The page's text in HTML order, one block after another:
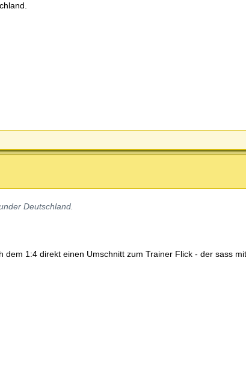
Deutschland.
1:4 direkt einen Umschnitt zum Trainer Flick - der sass